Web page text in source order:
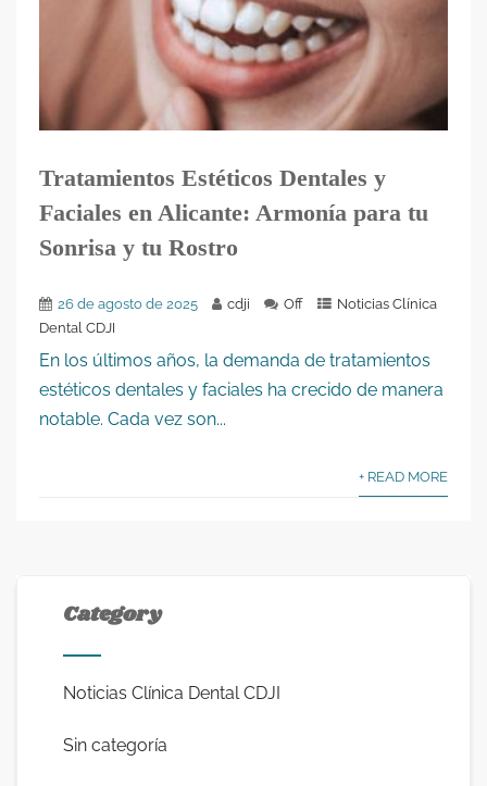
Tratamientos Estéticos Dentales y
Faciales en Alicante: Armonía para tu
Sonrisa y tu Rostro
26 de agosto de 2025 cdji Off
Noticias Clínica
Dental CDJI
En los últimos años, la demanda de tratamientos
estéticos dentales y faciales ha crecido de manera
notable. Cada vez son...
+ READ MORE
Category
Noticias Clínica Dental CDJI
Sin categoría